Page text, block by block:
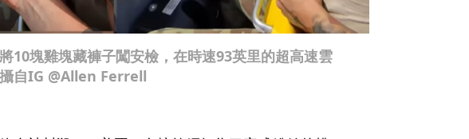
10塊雞塊藏褲子闖安檢，在時速93英里的超高速雲
自IG @Allen Ferrell